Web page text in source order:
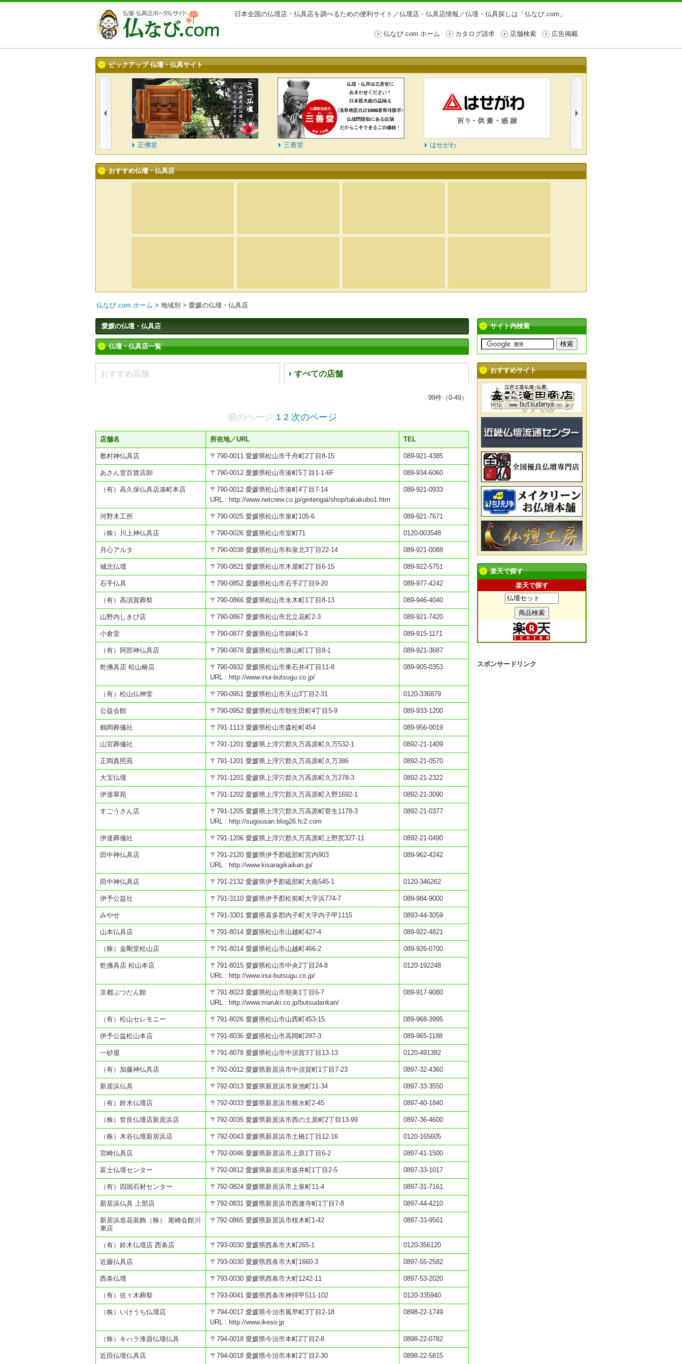
日本全国の仏壇店・仏具店を調べるための便利サイト／仏壇店・仏具店情報／仏壇・仏具探しは「仏なび.com」
仏なび.com ホーム カタログ請求 店舗検索 広告掲載
ピックアップ 仏壇・仏具サイト
正佛堂 三善堂 はせがわ
おすすめ仏壇・仏具店
仏なび.com ホーム > 地域別 > 愛媛の仏壇・仏具店
愛媛の仏壇・仏具店
仏壇・仏具店一覧
おすすめ店舗 すべての店舗
99件（0-49）
前のページ 1 2 次のページ
店舗名 所在地／URL TEL
敷村神仏具店 〒790-0011 愛媛県松山市千舟町2丁目8-15 089-921-4385
あさん堂百貨店卸 〒790-0012 愛媛県松山市湊町5丁目1-1-6F 089-934-6060
（有）高久保仏具店湊町本店
〒790-0012 愛媛県松山市湊町4丁目7-14
URL : http://www.netcrew.co.jp/gintengai/shop/takakubo1.htm
089-921-0933
河野木工所 〒790-0025 愛媛県松山市泉町105-6 089-921-7671
（株）川上神仏具店 〒790-0026 愛媛県松山市室町71 0120-003548
月心アルタ 〒790-0038 愛媛県松山市和泉北3丁目22-14 089-921-0088
城北仏壇 〒790-0821 愛媛県松山市木屋町2丁目6-15 089-922-5751
石手仏具 〒790-0852 愛媛県松山市石手2丁目9-20 089-977-4242
（有）高須賀葬祭 〒790-0866 愛媛県松山市永木町1丁目8-13 089-946-4040
山野内しきび店 〒790-0867 愛媛県松山市北立花町2-3 089-921-7420
小倉堂 〒790-0877 愛媛県松山市錦町6-3 089-915-1171
（有）阿部神仏具店 〒790-0878 愛媛県松山市勝山町1丁目8-1 089-921-3687
乾佛具店 松山椿店
〒790-0932 愛媛県松山市東石井4丁目11-8
URL : http://www.inui-butsugu.co.jp/
089-905-0353
（有）松山仏神堂 〒790-0951 愛媛県松山市天山3丁目2-31 0120-336879
公益会館 〒790-0952 愛媛県松山市朝生田町4丁目5-9 089-933-1200
鶴岡葬儀社 〒791-1113 愛媛県松山市森松町454 089-956-0019
山宮葬儀社 〒791-1201 愛媛県上浮穴郡久万高原町久万532-1 0892-21-1409
正岡真照苑 〒791-1201 愛媛県上浮穴郡久万高原町久万386 0892-21-0570
大宝仏壇 〒791-1201 愛媛県上浮穴郡久万高原町久万278-3 0892-21-2322
伊達翠苑 〒791-1202 愛媛県上浮穴郡久万高原町入野1692-1 0892-21-3090
すごうさん店
〒791-1205 愛媛県上浮穴郡久万高原町菅生1178-3
URL : http://sugousan.blog26.fc2.com
0892-21-0377
伊達葬儀社 〒791-1206 愛媛県上浮穴郡久万高原町上野尻327-11 0892-21-0490
田中神仏具店
〒791-2120 愛媛県伊予郡砥部町宮内903
URL : http://www.kisaragikaikan.jp/
089-962-4242
田中神仏具店 〒791-2132 愛媛県伊予郡砥部町大南545-1 0120-346262
伊予公益社 〒791-3110 愛媛県伊予郡松前町大字浜774-7 089-984-9000
みやせ 〒791-3301 愛媛県喜多郡内子町大字内子甲1115 0893-44-3059
山本仏具店 〒791-8014 愛媛県松山市山越町427-4 089-922-4821
（株）金剛堂松山店 〒791-8014 愛媛県松山市山越町466-2 089-926-0700
乾佛具店 松山本店
〒791-8015 愛媛県松山市中央2丁目24-8
URL : http://www.inui-butsugu.co.jp/
0120-192248
京都ぶつだん館
〒791-8023 愛媛県松山市朝美1丁目6-7
URL : http://www.maruki.co.jp/butsudankan/
089-917-9080
（有）松山セレモニー 〒791-8026 愛媛県松山市山西町453-15 089-968-3995
伊予公益松山本店 〒791-8036 愛媛県松山市高岡町287-3 089-965-1188
一砂屋 〒791-8078 愛媛県松山市中須賀3丁目13-13 0120-491382
（有）加藤神仏具店 〒792-0012 愛媛県新居浜市中須賀町1丁目7-23 0897-32-4360
新居浜仏具 〒792-0013 愛媛県新居浜市泉池町11-34 0897-33-3550
（有）鈴木仏壇店 〒792-0033 愛媛県新居浜市横水町2-45 0897-40-1840
（株）世良仏壇店新居浜店 〒792-0035 愛媛県新居浜市西の土居町2丁目13-99 0897-36-4600
（株）木谷仏壇新居浜店 〒792-0043 愛媛県新居浜市土橋1丁目12-16 0120-165605
宮崎仏具店 〒792-0046 愛媛県新居浜市上原1丁目6-2 0897-41-1500
富士仏壇センター 〒792-0812 愛媛県新居浜市坂井町1丁目2-5 0897-33-1017
（有）四国石材センター 〒792-0824 愛媛県新居浜市上泉町11-4 0897-31-7161
新居浜仏具 上部店 〒792-0831 愛媛県新居浜市西連寺町1丁目7-8 0897-44-4210
新居浜造花装飾（株） 尾崎会館川
東店
〒792-0865 愛媛県新居浜市桜木町1-42 0897-33-9561
（有）鈴木仏壇店 西条店 〒793-0030 愛媛県西条市大町265-1 0120-356120
近藤仏具店 〒793-0030 愛媛県西条市大町1660-3 0897-55-2582
西条仏壇 〒793-0030 愛媛県西条市大町1242-11 0897-53-2020
（有）佐々木葬祭 〒793-0041 愛媛県西条市神拝甲511-102 0120-335940
（株）いけうち仏壇店
〒794-0017 愛媛県今治市風早町3丁目2-18
URL : http://www.ikeso.jp
0898-22-1749
（株）キハラ漆器仏壇仏具 〒794-0018 愛媛県今治市本町2丁目2-8 0898-22-0782
近田仏壇仏具店 〒794-0018 愛媛県今治市本町2丁目2-30 0898-22-5815
サイト内検索
おすすめサイト
楽天で探す
楽天で探す
スポンサードリンク